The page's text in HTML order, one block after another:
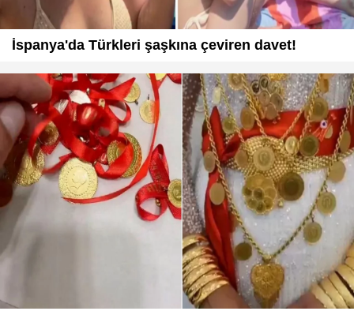
İspanya'da Türkleri şaşkına çeviren davet!